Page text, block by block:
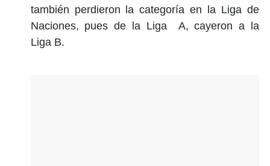
también perdieron la categoría en la Liga de
Naciones, pues de la Liga A, cayeron a la
Liga B.